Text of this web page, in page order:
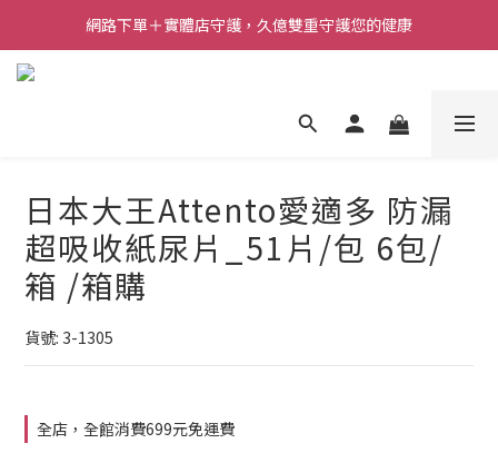
網路下單＋實體店守護，久億雙重守護您的健康
日本大王Attento愛適多 防漏
超吸收紙尿片_51片/包 6包/
箱 /箱購
貨號: 3-1305
全店，全館消費699元免運費